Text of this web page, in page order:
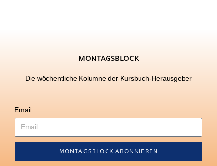
MONTAGSBLOCK
Die wöchentliche Kolumne der Kursbuch-Herausgeber
Email
MONTAGSBLOCK ABONNIEREN